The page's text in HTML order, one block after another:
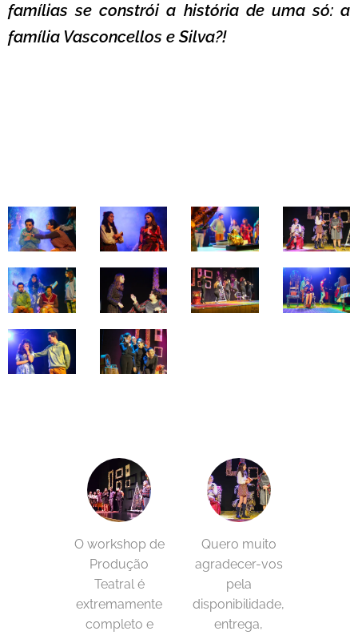
famílias se constrói a história de uma só: a
família Vasconcellos e Silva?!
O workshop de
Produção
Teatral é
extremamente
completo e
Quero muito
agradecer-vos
pela
disponibilidade,
entrega,